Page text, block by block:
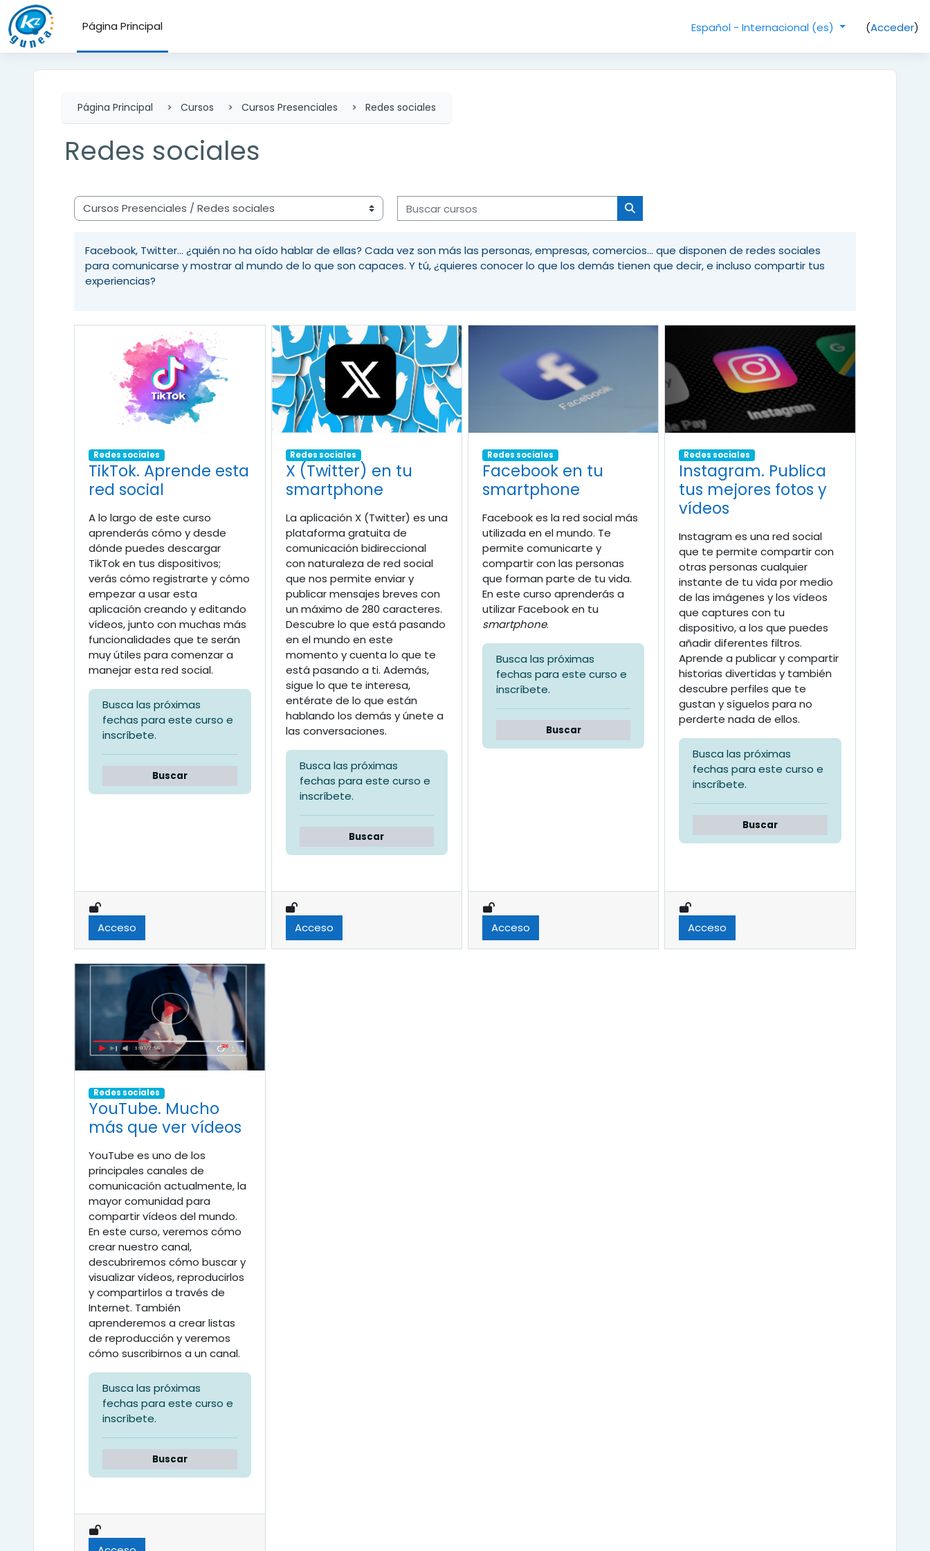
Salta al contenido principal
Página Principal
Español - Internacional ‎(es)‎ (Acceder)
Página Principal Cursos Cursos Presenciales Redes sociales
Redes sociales
Categorías
Buscar cursos
Buscar cursos
Facebook, Twitter... ¿quién no ha oído hablar de ellas? Cada vez son más las personas, empresas, comercios... que disponen de redes sociales
para comunicarse y mostrar al mundo de lo que son capaces. Y tú, ¿quieres conocer lo que los demás tienen que decir, e incluso compartir tus
experiencias?
Redes sociales
TikTok. Aprende esta
red social
A lo largo de este curso
aprenderás cómo y desde
dónde puedes descargar
TikTok en tus dispositivos;
verás cómo registrarte y cómo
empezar a usar esta
aplicación creando y editando
vídeos, junto con muchas más
funcionalidades que te serán
muy útiles para comenzar a
manejar esta red social.
Busca las próximas
fechas para este curso e
inscríbete.
Buscar
Acceso
Redes sociales
X (Twitter) en tu
smartphone
La aplicación X (Twitter) es una
plataforma gratuita de
comunicación bidireccional
con naturaleza de red social
que nos permite enviar y
publicar mensajes breves con
un máximo de 280 caracteres.
Descubre lo que está pasando
en el mundo en este
momento y cuenta lo que te
está pasando a ti. Además,
sigue lo que te interesa,
entérate de lo que están
hablando los demás y únete a
las conversaciones.
Busca las próximas
fechas para este curso e
inscríbete.
Buscar
Acceso
Redes sociales
Facebook en tu
smartphone
Facebook es la red social más
utilizada en el mundo. Te
permite comunicarte y
compartir con las personas
que forman parte de tu vida.
En este curso aprenderás a
utilizar Facebook en tu
smartphone.
Busca las próximas
fechas para este curso e
inscríbete.
Buscar
Acceso
Redes sociales
Instagram. Publica
tus mejores fotos y
vídeos
Instagram es una red social
que te permite compartir con
otras personas cualquier
instante de tu vida por medio
de las imágenes y los vídeos
que captures con tu
dispositivo, a los que puedes
añadir diferentes filtros.
Aprende a publicar y compartir
historias divertidas y también
descubre perfiles que te
gustan y síguelos para no
perderte nada de ellos.
Busca las próximas
fechas para este curso e
inscríbete.
Buscar
Acceso
Redes sociales
YouTube. Mucho
más que ver vídeos
YouTube es uno de los
principales canales de
comunicación actualmente, la
mayor comunidad para
compartir vídeos del mundo.
En este curso, veremos cómo
crear nuestro canal,
descubriremos cómo buscar y
visualizar vídeos, reproducirlos
y compartirlos a través de
Internet. También
aprenderemos a crear listas
de reproducción y veremos
cómo suscribirnos a un canal.
Busca las próximas
fechas para este curso e
inscríbete.
Buscar